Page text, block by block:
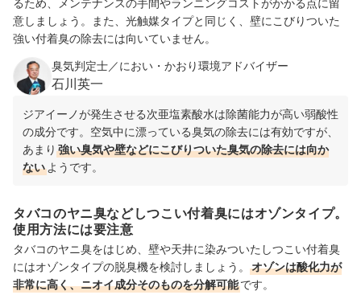
るため、メンテナンスの手間やランニングコストがかかる点に留
意しましょう。また、光触媒タイプと同じく、壁にこびりついた
強い付着臭の除去には向いていません。
臭気判定士／におい・かおり環境アドバイザー
石川英一
ジアイーノが発生させる次亜塩素酸水は除菌能力が高い弱酸性
の成分です。空気中に漂っている臭気の除去には有効ですが、
あまり 強い臭気や壁などにこびりついた臭気の除去には向か
ない ようです。
タバコのヤニ臭などしつこい付着臭にはオゾンタイプ。
使用方法には要注意
タバコのヤニ臭をはじめ、壁や天井に染みついたしつこい付着臭
にはオゾンタイプの脱臭機を検討しましょう。
オゾンは酸化力が
非常に高く、ニオイ成分そのものを分解可能です。